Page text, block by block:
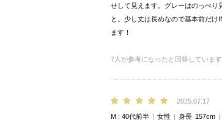
せして見えます。グレーはのっぺ
と。少し丈は長めなので基本前だ
ます！
7 人が参考になったと回答しています
2025.07.17
M 40代前半 女性 身長 157cm